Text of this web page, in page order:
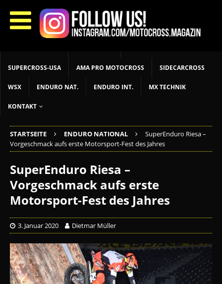
START LIVETIMING MX NEWS MX YOUTH
MX WOMEN MXGP ADAC MX MASTERS MOTOCROSS INT
SUPERCROSS-USA AMA PRO MOTOCROSS SIDECARCROSS
WSX ENDURO NAT. ENDURO INT. MX TECHNIK
KONTAKT
STARTSEITE ENDURO NATIONAL
SuperEnduro Riesa –
Vorgeschmack aufs erste Motorsport-Fest des Jahres
SuperEnduro Riesa –
Vorgeschmack aufs erste
Motorsport-Fest des Jahres
3. Januar 2020 Dietmar Müller